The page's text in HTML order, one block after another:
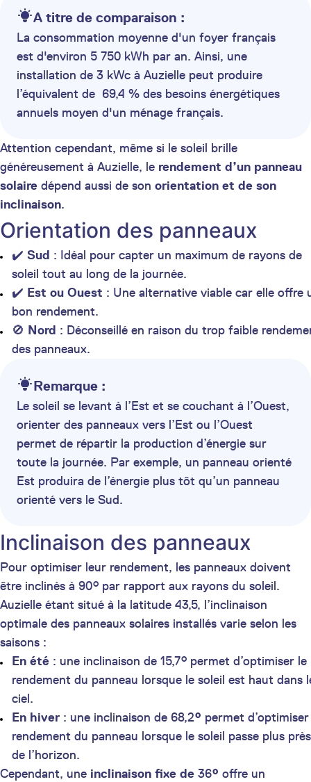
A titre de comparaison :
La consommation moyenne d'un foyer français
est d'environ 5 750 kWh par an. Ainsi, une
installation de 3 kWc à Auzielle peut produire
l’équivalent de 69,4 % des besoins énergétiques
annuels moyen d'un ménage français.
Attention cependant, même si le soleil brille
généreusement à Auzielle, le rendement d’un panneau
solaire dépend aussi de son orientation et de son
inclinaison.
Orientation des panneaux
✔️ Sud : Idéal pour capter un maximum de rayons de
soleil tout au long de la journée.
✔️ Est ou Ouest : Une alternative viable car elle offre
bon rendement.
🚫 Nord : Déconseillé en raison du trop faible
des panneaux.
Remarque :
Le soleil se levant à l’Est et se couchant à l’Ouest,
orienter des panneaux vers l’Est ou l’Ouest
permet de répartir la production d’énergie sur
toute la journée. Par exemple, un panneau orienté
Est produira de l’énergie plus tôt qu’un panneau
orienté vers le Sud.
Inclinaison des panneaux
Pour optimiser leur rendement, les panneaux doivent
être inclinés à 90° par rapport aux rayons du soleil.
Auzielle étant situé à la latitude 43,5, l’inclinaison
optimale des panneaux solaires installés varie selon les
saisons :
En été : une inclinaison de 15,7° permet d’optimiser le
rendement du panneau lorsque le soleil est haut dans
ciel.
En hiver : une inclinaison de 68,2° permet
rendement du panneau lorsque le soleil passe plus près
de l’horizon.
Cependant, une inclinaison fixe de 36° offre un